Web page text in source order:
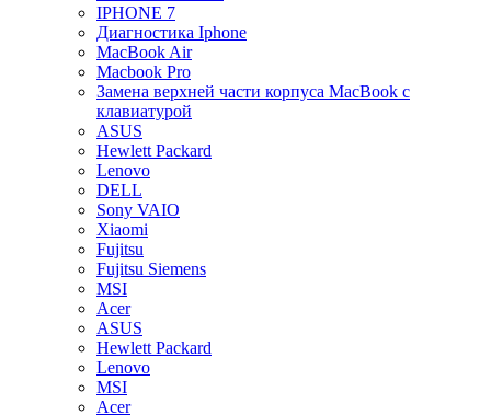
IPHONE 7
Диагностика Iphone
MacBook Air
Macbook Pro
Замена верхней части корпуса MacBook с
клавиатурой
ASUS
Hewlett Packard
Lenovo
DELL
Sony VAIO
Xiaomi
Fujitsu
Fujitsu Siemens
MSI
Acer
ASUS
Hewlett Packard
Lenovo
MSI
Acer